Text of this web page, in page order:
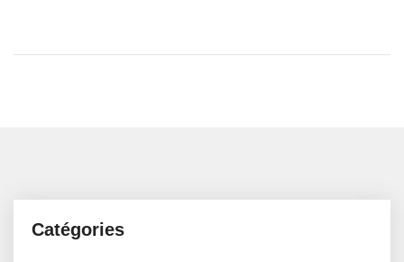
Catégories